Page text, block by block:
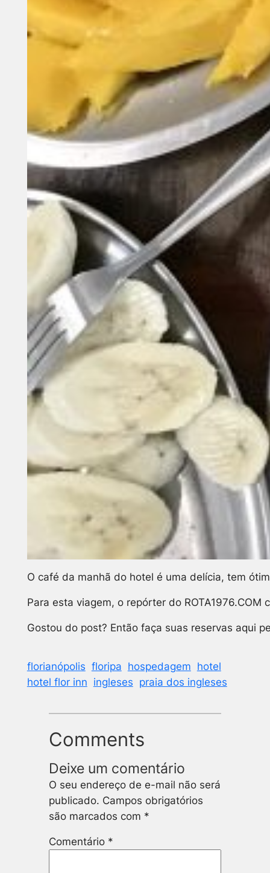
O café da manhã do hotel é uma delícia, tem
Para esta viagem, o repórter do
Gostou do post? Então faça suas reservas aqui
florianópolis floripa hospedagem hotel
hotel flor inn ingleses praia dos ingleses
Comments
Deixe um comentário
O seu endereço de e-mail não será
publicado. Campos obrigatórios
são marcados com *
Comentário *